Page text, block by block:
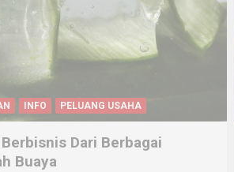
INFO PELUANG USAHA
Dari Berbagai
Buaya